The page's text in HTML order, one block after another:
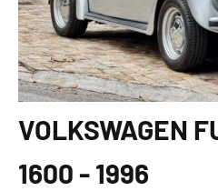
VOLKSWAGEN
1600 - 1996